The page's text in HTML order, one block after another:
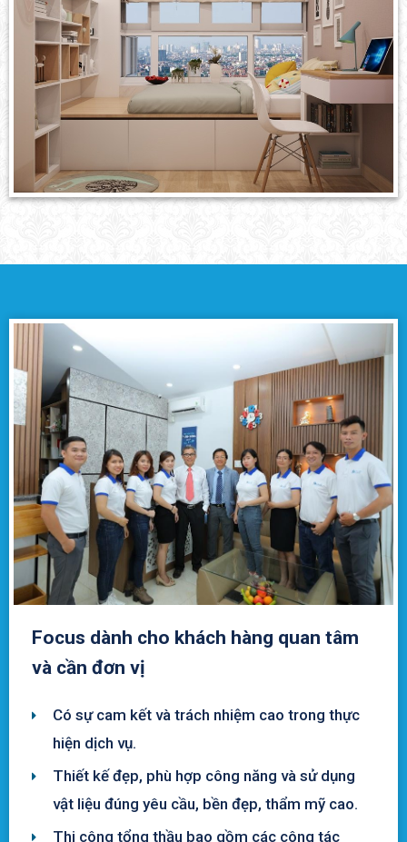
Focus dành cho khách hàng quan tâm
và cần đơn vị
Có sự cam kết và trách nhiệm cao trong thực
hiện dịch vụ.
Thiết kế đẹp, phù hợp công năng và sử dụng
vật liệu đúng yêu cầu, bền đẹp, thẩm mỹ cao.
Thi công tổng thầu bao gồm các công tác